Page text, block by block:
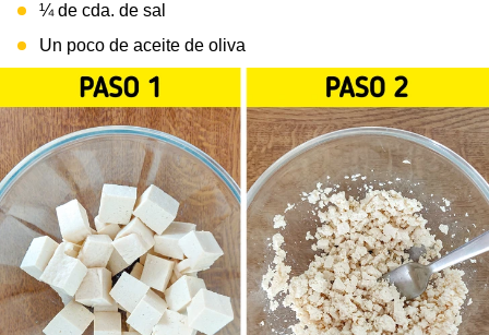
¼ de cda. de sal
Un poco de aceite de oliva